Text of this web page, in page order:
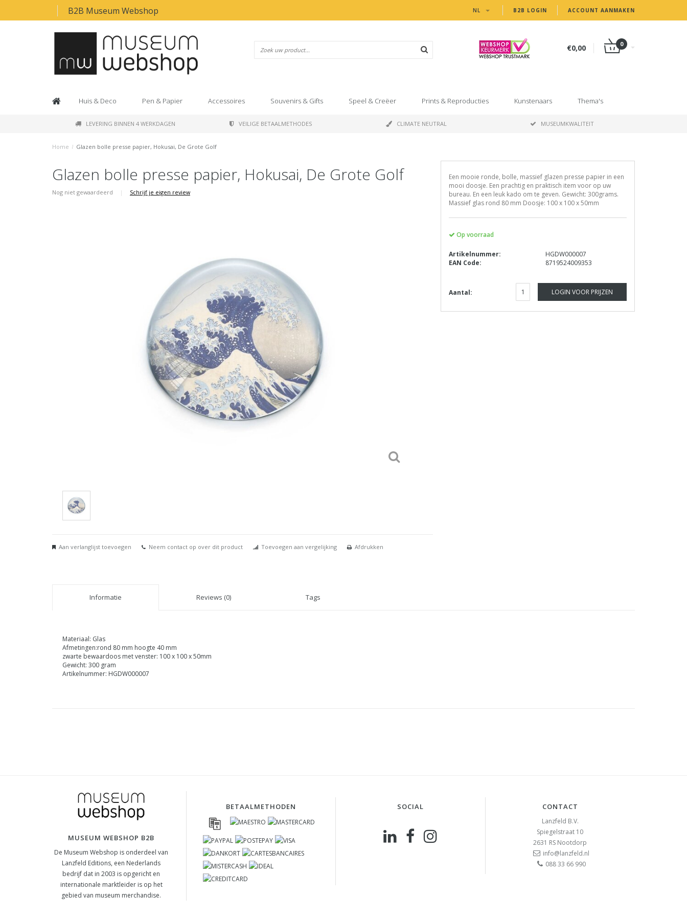
B2B Museum Webshop B2B LOGIN ACCOUNT AANMAKEN
NL
€0,00 0
Huis & Deco Pen & Papier Accessoires Souvenirs & Gifts Speel & Creëer Prints & Reproducties Kunstenaars Thema's
LEVERING BINNEN 4 WERKDAGEN VEILIGE BETAALMETHODES CLIMATE NEUTRAL MUSEUMKWALITEIT
Home / Glazen bolle presse papier, Hokusai, De Grote Golf
Glazen bolle presse papier, Hokusai, De Grote Golf
Nog niet gewaardeerd | Schrijf je eigen review
Aan verlanglijst toevoegen Neem contact op over dit product Toevoegen aan vergelijking Afdrukken
Een mooie ronde, bolle, massief glazen presse papier in een
mooi doosje. Een prachtig en praktisch item voor op uw
bureau. En een leuk kado om te geven. Gewicht: 300grams.
Massief glas rond 80 mm Doosje: 100 x 100 x 50mm
Op voorraad
Artikelnummer:
HGDW000007
EAN Code:
8719524009353
Aantal: LOGIN VOOR PRIJZEN
Informatie Reviews (0) Tags
Materiaal: Glas
Afmetingen:rond 80 mm hoogte 40 mm
zwarte bewaardoos met venster: 100 x 100 x 50mm
Gewicht: 300 gram
Artikelnummer: HGDW000007
MUSEUM WEBSHOP B2B
De Museum Webshop is onderdeel van
Lanzfeld Editions, een Nederlands
bedrijf dat in 2003 is opgericht en
internationale marktleider is op het
gebied van museum merchandise.
BETAALMETHODEN SOCIAL CONTACT
Lanzfeld B.V.
Spiegelstraat 10
2631 RS Nootdorp
info@lanzfeld.nl
088 33 66 990